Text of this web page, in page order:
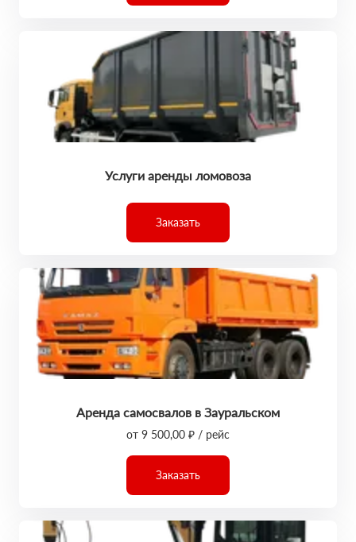
Услуги аренды ломовоза
Заказать
Аренда самосвалов в Зауральском
от 9 500,00 ₽ / рейс
Заказать